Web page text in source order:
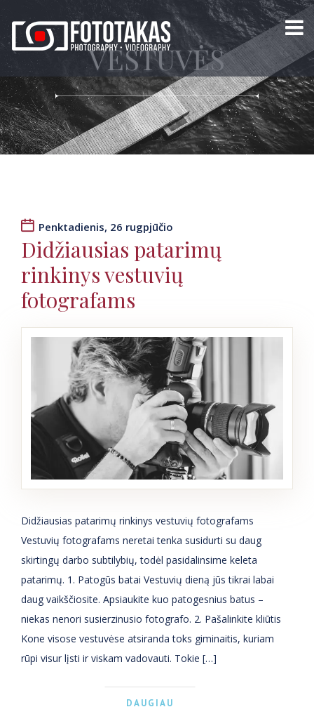
VESTUVĖS
Penktadienis, 26 rugpjūčio
Didžiausias patarimų
rinkinys vestuvių
fotografams
Didžiausias patarimų rinkinys vestuvių fotografams
Vestuvių fotografams neretai tenka susidurti su daug
skirtingų darbo subtilybių, todėl pasidalinsime keleta
patarimų. 1. Patogūs batai Vestuvių dieną jūs tikrai labai
daug vaikščiosite. Apsiaukite kuo patogesnius batus –
niekas nenori susierzinusio fotografo. 2. Pašalinkite kliūtis
Kone visose vestuvėse atsiranda toks giminaitis, kuriam
rūpi visur lįsti ir viskam vadovauti. Tokie […]
DAUGIAU